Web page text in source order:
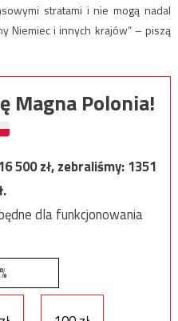
stratami i nie mogą nadal
Niemiec i innych krajów” – piszą
Magna Polonia!
500zł, zebraliśmy:1351
dla funkcjonowania